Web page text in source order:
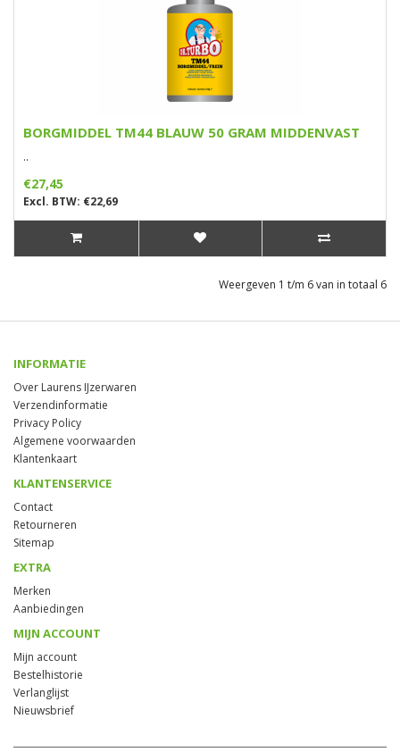
BORGMIDDEL TM44 BLAUW 50 GRAM MIDDENVAST
..
€27,45
Excl. BTW: €22,69
Weergeven 1 t/m 6 van in totaal 6
INFORMATIE
Over Laurens IJzerwaren
Verzendinformatie
Privacy Policy
Algemene voorwaarden
Klantenkaart
KLANTENSERVICE
Contact
Retourneren
Sitemap
EXTRA
Merken
Aanbiedingen
MIJN ACCOUNT
Mijn account
Bestelhistorie
Verlanglijst
Nieuwsbrief